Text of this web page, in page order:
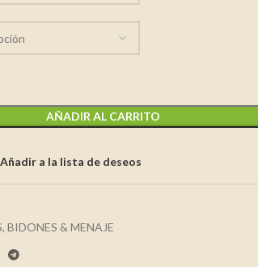
AÑADIR AL CARRITO
Añadir a la lista de deseos
BIDONES & MENAJE